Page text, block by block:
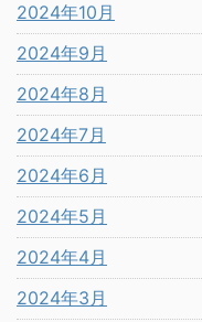
2024年10月
2024年9月
2024年8月
2024年7月
2024年6月
2024年5月
2024年4月
2024年3月